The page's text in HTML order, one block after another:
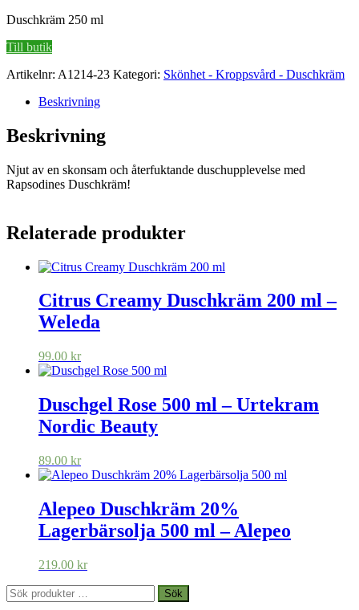
Duschkräm 250 ml
Till butik
Artikelnr: A1214-23 Kategori: Skönhet - Kroppsvård - Duschkräm
Beskrivning
Beskrivning
Njut av en skonsam och återfuktande duschupplevelse med
Rapsodines Duschkräm!
Relaterade produkter
Citrus Creamy Duschkräm 200 ml –
Weleda
99.00 kr
Duschgel Rose 500 ml – Urtekram
Nordic Beauty
89.00 kr
Alepeo Duschkräm 20%
Lagerbärsolja 500 ml – Alepeo
219.00 kr
Sök
efter:
Sök